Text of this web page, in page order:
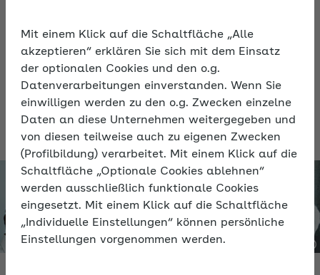
Mit einem Klick auf die Schaltfläche „Alle
akzeptieren“ erklären Sie sich mit dem Einsatz
der optionalen Cookies und den o.g.
Datenverarbeitungen einverstanden. Wenn Sie
einwilligen werden zu den o.g. Zwecken einzelne
Daten an diese Unternehmen weitergegeben und
von diesen teilweise auch zu eigenen Zwecken
(Profilbildung) verarbeitet. Mit einem Klick auf die
Schaltfläche „Optionale Cookies ablehnen“
werden ausschließlich funktionale Cookies
eingesetzt. Mit einem Klick auf die Schaltfläche
„Individuelle Einstellungen“ können persönliche
Einstellungen vorgenommen werden.
Arbeitgeber mit der neuen Situation seit
der Teil-Legalisierung des Cannabis-
Konsums umgehen können.